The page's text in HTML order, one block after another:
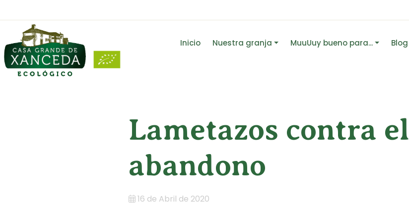
Inicio Nuestra granja MuuUuy bueno para... Blog
Lametazos contra el
abandono
16 de Abril de 2020